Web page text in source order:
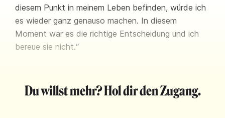
diesem Punkt in meinem Leben befinden, würde ich
es wieder ganz genauso machen. In diesem
Moment war es die richtige Entscheidung und ich
bereue sie nicht.“
Du willst mehr? Hol dir den Zugang.